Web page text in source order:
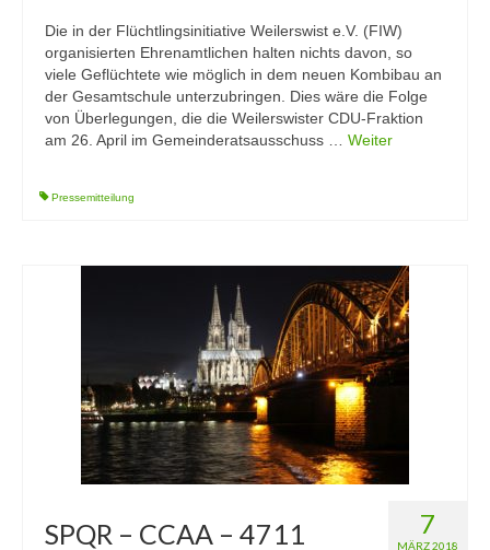
Die in der Flüchtlingsinitiative Weilerswist e.V. (FIW)
organisierten Ehrenamtlichen halten nichts davon, so
viele Geflüchtete wie möglich in dem neuen Kombibau an
der Gesamtschule unterzubringen. Dies wäre die Folge
von Überlegungen, die die Weilerswister CDU-Fraktion
am 26. April im Gemeinderatsausschuss … Weiter
Pressemitteilung
7
MÄRZ 2018
SPQR – CCAA – 4711